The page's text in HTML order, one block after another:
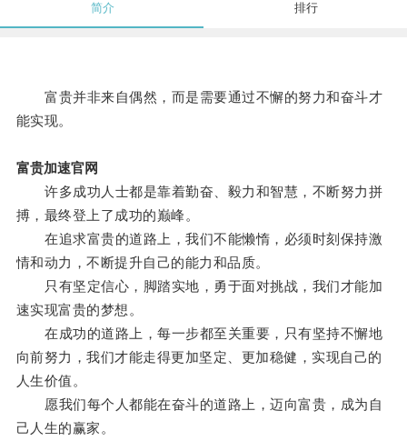
简介 排行
富贵并非来自偶然，而是需要通过不懈的努力和奋斗才
能实现。
富贵加速官网
许多成功人士都是靠着勤奋、毅力和智慧，不断努力拼
搏，最终登上了成功的巅峰。
在追求富贵的道路上，我们不能懒惰，必须时刻保持激
情和动力，不断提升自己的能力和品质。
只有坚定信心，脚踏实地，勇于面对挑战，我们才能加
速实现富贵的梦想。
在成功的道路上，每一步都至关重要，只有坚持不懈地
向前努力，我们才能走得更加坚定、更加稳健，实现自己的
人生价值。
愿我们每个人都能在奋斗的道路上，迈向富贵，成为自
己人生的赢家。